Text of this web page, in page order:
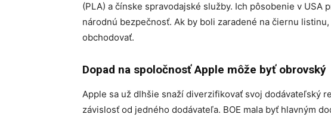
(PLA) a čínske spravodajské služby. Ich pôsobenie v
národnú bezpečnosť. Ak by boli zaradené na čiernu
obchodovať.
Dopad na spoločnosť Apple môže byť obrovský
Apple sa už dlhšie snaží diverzifikovať svoj dodávateľský
závislosť od jedného dodávateľa. BOE mala byť hlavným